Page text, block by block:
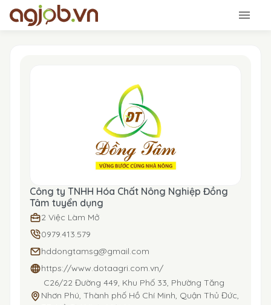
Công ty TNHH Hóa Chất Nông Nghiệp Đồng
Tâm tuyển dụng
2 Việc Làm Mở
0979.413.579
hddongtamsg@gmail.com
https://www.dotaagri.com.vn/
C26/22 Đường 449, Khu Phố 33, Phường Tăng
Nhơn Phú, Thành phố Hồ Chí Minh, Quận Thủ Đức,